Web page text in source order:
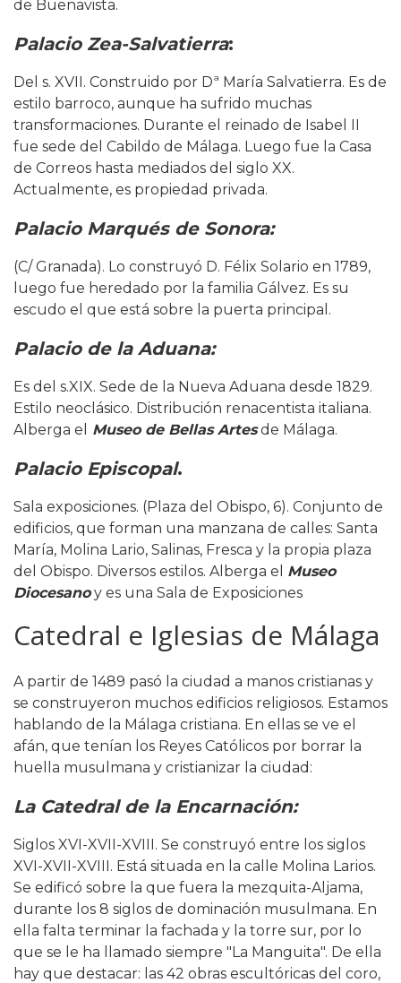
de Buenavista.
Palacio Zea-Salvatierra:
Del s. XVII. Construido por Dª María Salvatierra. Es de
estilo barroco, aunque ha sufrido muchas
transformaciones. Durante el reinado de Isabel II
fue sede del Cabildo de Málaga. Luego fue la Casa
de Correos hasta mediados del siglo XX.
Actualmente, es propiedad privada.
Palacio Marqués de Sonora:
(C/ Granada). Lo construyó D. Félix Solario en 1789,
luego fue heredado por la familia Gálvez. Es su
escudo el que está sobre la puerta principal.
Palacio de la Aduana:
Es del s.XIX. Sede de la Nueva Aduana desde 1829.
Estilo neoclásico. Distribución renacentista italiana.
Alberga el
Museo de Bellas Artesde Málaga.
Palacio Episcopal.
Sala exposiciones. (Plaza del Obispo, 6). Conjunto de
edificios, que forman una manzana de calles: Santa
María, Molina Lario, Salinas, Fresca y la propia plaza
del Obispo. Diversos estilos. Alberga el Museo
Diocesanoy es una Sala de Exposiciones
Catedral e Iglesias de Málaga
A partir de 1489 pasó la ciudad a manos cristianas y
se construyeron muchos edificios religiosos. Estamos
hablando de la Málaga cristiana. En ellas se ve el
afán, que tenían los Reyes Católicos por borrar la
huella musulmana y cristianizar la ciudad:
La Catedral de la Encarnación:
Siglos XVI-XVII-XVIII. Se construyó entre los siglos
XVI-XVII-XVIII. Está situada en la calle Molina Larios.
Se edificó sobre la que fuera la mezquita-Aljama,
durante los 8 siglos de dominación musulmana. En
ella falta terminar la fachada y la torre sur, por lo
que se le ha llamado siempre "La Manguita". De ella
hay que destacar: las 42 obras escultóricas del coro,